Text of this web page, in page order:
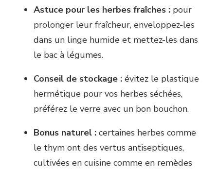
Astuce pour les herbes fraîches : pour
prolonger leur fraîcheur, enveloppez-les
dans un linge humide et mettez-les dans
le bac à légumes.
Conseil de stockage : évitez le plastique
hermétique pour vos herbes séchées,
préférez le verre avec un bon bouchon.
Bonus naturel : certaines herbes comme
le thym ont des vertus antiseptiques,
cultivées en cuisine comme en remèdes